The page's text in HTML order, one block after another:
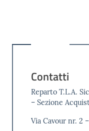
Contatti
Reparto T.L.A.
– Sezione
Via Cavour nr. 2